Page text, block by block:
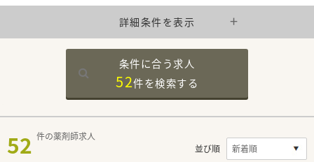
詳細条件を表示
条件に合う求人
52件を検索する
52 件の薬剤師求人
並び順